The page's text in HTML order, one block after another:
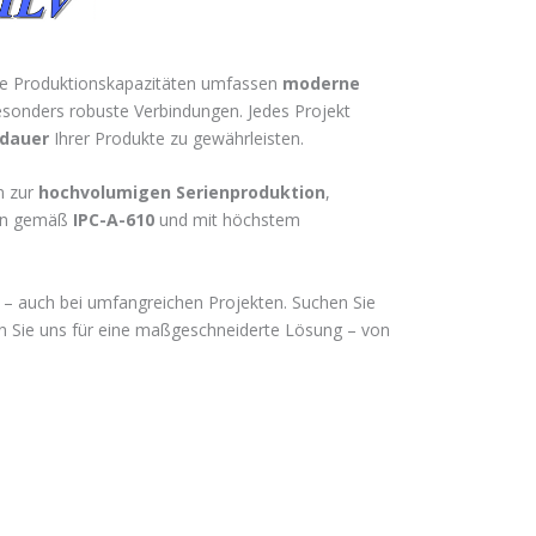
Produktionskapazitäten umfassen moderne
robuste Verbindungen. Jedes Projekt
Ihrer Produkte zu gewährleisten.
zur hochvolumigen Serienproduktion,
gemäß IPC-A-610 und mit höchstem
bei umfangreichen Projekten. Suchen Sie
Sie uns für eine maßgeschneiderte Lösung – von